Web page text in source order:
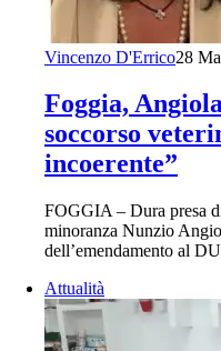
Vincenzo D'Errico28
Foggia,
soccorso
incoerente”
FOGGIA – Dura presa
minoranza Nunzio
dell’emendamento al
Attualità